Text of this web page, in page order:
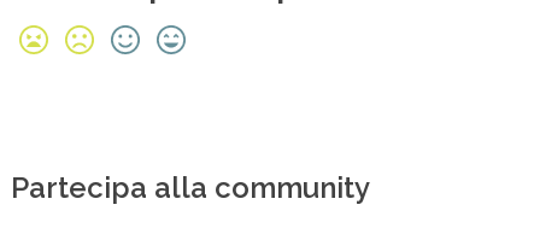
Partecipa alla community